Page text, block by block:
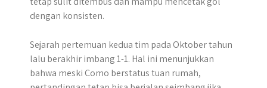
dengan konsisten.
Sejarah pertemuan kedua tim pada Oktober tahun
lalu berakhir imbang 1-1. Hal ini menunjukkan
bahwa meski Como berstatus tuan rumah,